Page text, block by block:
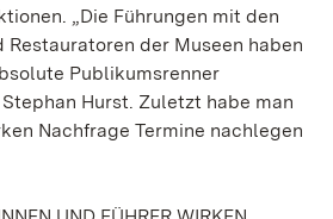
„Die Führungen mit den
Restauratoren der Museen haben
Publikumsrenner
Hurst. Zuletzt habe man
Nachfrage Termine nachlegen